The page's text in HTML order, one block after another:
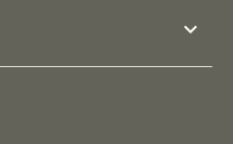
expand_more